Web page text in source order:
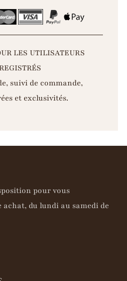
LES UTILISATEURS
suivi de commande,
et exclusivités.
pour vous
achat, du lundi au samedi de